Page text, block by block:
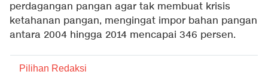
perdagangan pangan agar tak membuat krisis
ketahanan pangan, mengingat impor bahan pangan
antara 2004 hingga 2014 mencapai 346 persen.
Pilihan Redaksi